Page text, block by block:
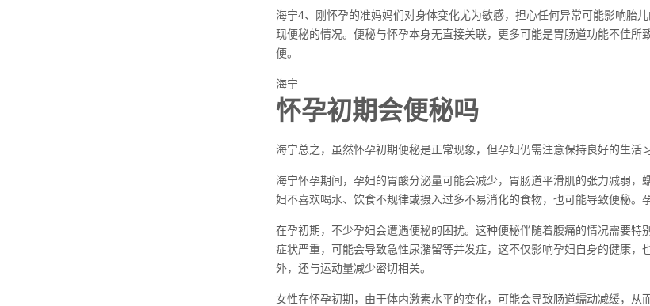
海宁4、刚怀孕的准妈妈们对身体变化尤为敏感，担心任何异常可能影响胎
现便秘的情况。便秘与怀孕本身无直接关联，更多可能是胃肠道功能不佳
便。
海宁
怀孕初期会便秘吗
海宁总之，虽然怀孕初期便秘是正常现象，但孕妇仍需注意保持良好的生活
海宁怀孕期间，孕妇的胃酸分泌量可能会减少，胃肠道平滑肌的张力减弱
妇不喜欢喝水、饮食不规律或摄入过多不易消化的食物，也可能导致便秘。
在孕初期，不少孕妇会遭遇便秘的困扰。这种便秘伴随着腹痛的情况需要
症状严重，可能会导致急性尿潴留等并发症，这不仅影响孕妇自身的健康
外，还与运动量减少密切相关。
女性在怀孕初期，由于体内激素水平的变化，可能会导致肠道蠕动减缓，从